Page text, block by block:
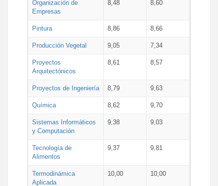
Organización de
Empresas
8,48 8,60
Pintura 8,86 8,66
Producción Vegetal 9,05 7,34
Proyectos
Arquitectónicos
8,61 8,57
Proyectos de Ingeniería 8,79 9,63
Química 8,62 9,70
Sistemas Informáticos
y Computación
9,38 9,03
Tecnología de
Alimentos
9,37 9,81
Termodinámica
Aplicada
10,00 10,00